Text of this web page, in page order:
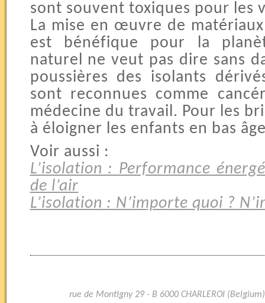
sont souvent toxiques pour les
La mise en œuvre de
est bénéfique pour la
naturel ne veut pas dire sans
poussières des isolants
sont reconnues comme
médecine du travail. Pour les
à éloigner les enfants en bas
Voir aussi :
L’isolation : Performance
de l’air
L’isolation : N’importe quoi ?
rue de Montigny 29 - B 6000 CHARLEROI